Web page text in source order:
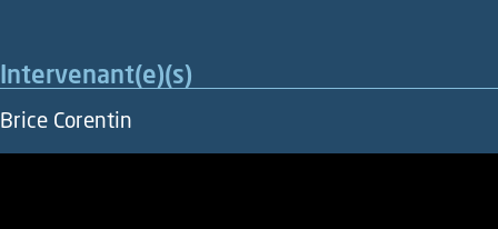
Intervenant(e)(s)
Brice Corentin